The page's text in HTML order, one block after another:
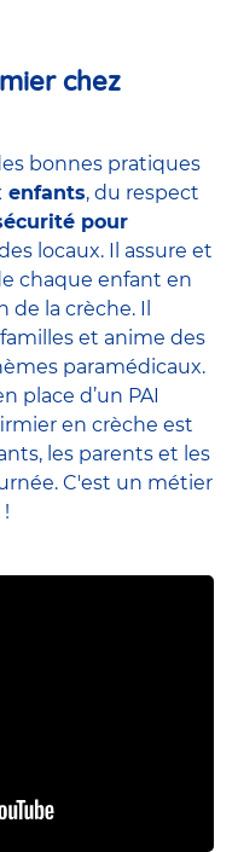
chez
bonnes pratiques
enfants, du respect
pour
locaux. Il assure et
chaque enfant en
la crèche. Il
et anime des
paramédicaux.
place d’un PAI
en crèche est
les parents et les
C'est un métier